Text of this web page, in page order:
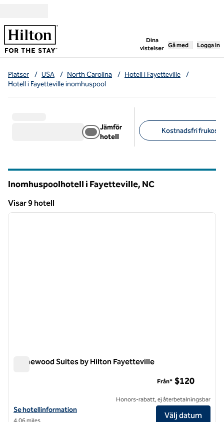
Dina
vistelser
,öppnar ny flik
Gå med Logga in
Platser / USA / North Carolina / Hotell i Fayetteville
/
Hotell i Fayetteville inomhuspool
Jämför
hotell
Kostnadsfri frukost
Inomhuspoolhotell i Fayetteville, NC
Visar 9 hotell
Visar 9 hotell
1 av 12
nästa
Homewood Suites by Hilton Fayetteville
Visa hotelluppgifter för Homewood Suites by Hilton Fayetteville
Se hotellinformation
4,06 miles
Från* $120
Honors-rabatt, ej återbetalningsbar
Välj datum